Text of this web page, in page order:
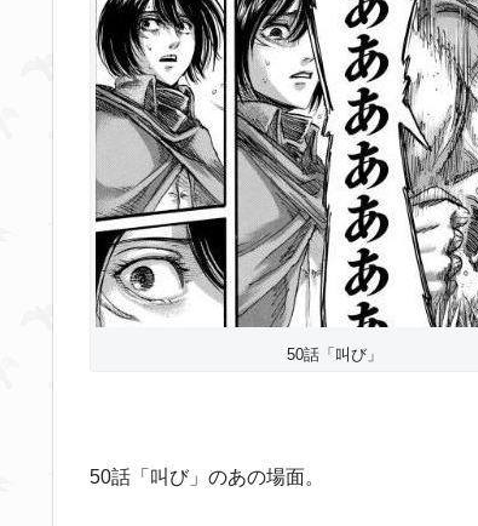
50話「叫び」
50話「叫び」のあの場面。